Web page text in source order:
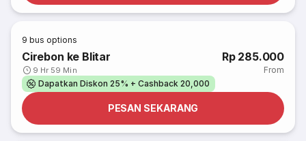
9 bus options
Cirebon ke Blitar
9 Hr 59 Min
Rp 285.000
From
Dapatkan Diskon 25% + Cashback 20,000
PESAN SEKARANG